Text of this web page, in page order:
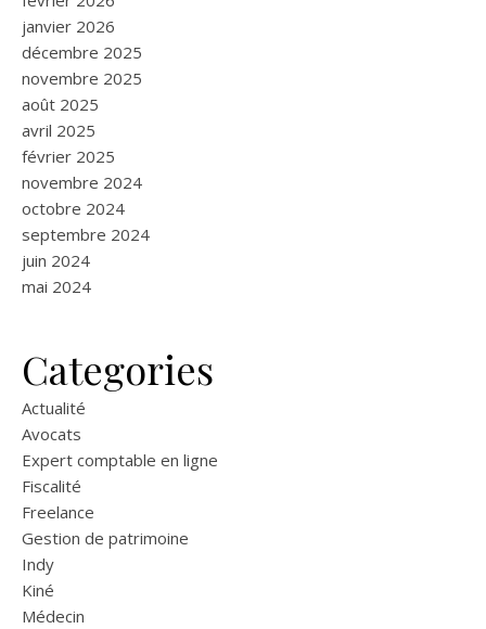
janvier 2026
décembre 2025
novembre 2025
août 2025
avril 2025
février 2025
novembre 2024
octobre 2024
septembre 2024
juin 2024
mai 2024
Categories
Actualité
Avocats
Expert comptable en ligne
Fiscalité
Freelance
Gestion de patrimoine
Indy
Kiné
Médecin